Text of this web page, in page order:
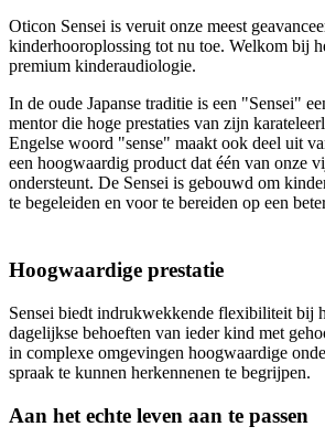
Oticon Sensei is veruit onze meest
kinderhooroplossing tot nu toe. Welkom bij
premium kinderaudiologie.
In de oude Japanse traditie is een "Sensei"
mentor die hoge prestaties van zijn
Engelse woord "sense" maakt ook deel uit
een hoogwaardig product dat één van onze
ondersteunt. De Sensei is gebouwd om
te begeleiden en voor te bereiden op een
Hoogwaardige prestatie
Sensei biedt indrukwekkende flexibiliteit bij
dagelijkse behoeften van ieder kind met
in complexe omgevingen hoogwaardige
spraak te kunnen herkennenen te begrijpen.
Aan het echte leven aan te passen